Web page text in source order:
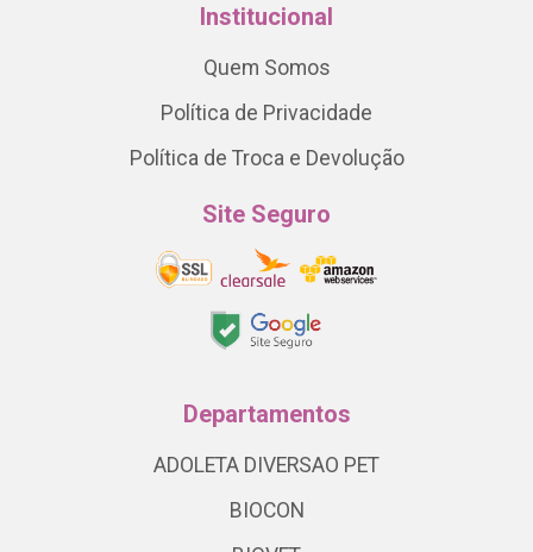
Institucional
Quem Somos
Política de Privacidade
Política de Troca e Devolução
Site Seguro
Departamentos
ADOLETA DIVERSAO PET
BIOCON